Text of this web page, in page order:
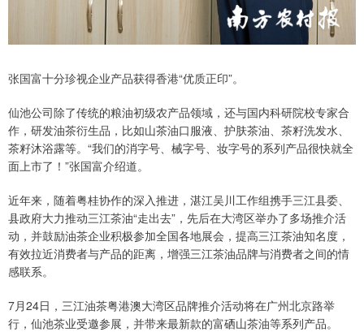
张国富十分珍视企业产品获得香港“优质正印”。
仙池公司除了传统的粮油初级农产品领域，还与国内科研院校专家合
作，研发油茶衍生品，比如山茶油口服液、护肤茶油、茶籽洗发水、
茶籽沐浴露等。“我们的消字号、械字号、妆字号的系列产品很快就全
面上市了！”张国富介绍道。
近年来，随着粤桂协作的深入推进，湛江吴川工作组携手三江县委、
县政府大力推动三江茶油“走出去”，先后在大湾区举办了多场推介活
动，并鼓励油茶企业积极参加全国各地展会，提高三江茶油知名度，
有效拉近消费者与产品的距离，增强三江茶油品牌与消费者之间的情
感联系。
7月24日，三江油茶粤港澳大湾区品牌推介活动将在广州北京路举
行，仙池茶业受邀参展，并带来最新款的富硒山茶油等系列产品。